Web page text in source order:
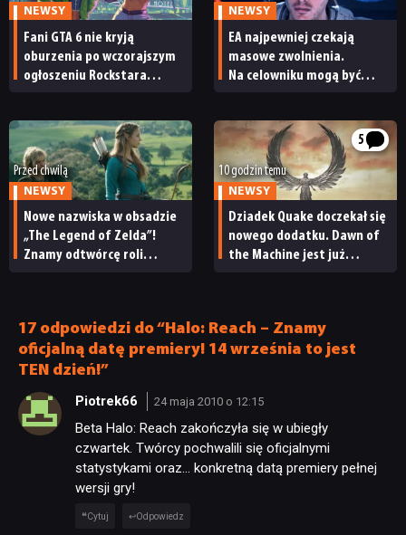
NEWSY
Fani GTA 6 nie kryją
oburzenia po wczorajszym
ogłoszeniu Rockstara
NEWSY
EA najpewniej czekają
masowe zwolnienia.
Na celowniku mogą być
Przed chwilą
NEWSY
Nowe nazwiska w obsadzie
„The Legend of Zelda”!
Znamy odtwórcę roli
5
10 godzin temu
NEWSY
Dziadek Quake doczekał się
nowego dodatku. Dawn of
the Machine jest już
17 odpowiedzi do “Halo: Reach – Znamy
oficjalną datę premiery! 14 września to jest
TEN dzień!”
Piotrek66 24 maja 2010 o 12:15
Beta Halo: Reach zakończyła się w ubiegły
czwartek. Twórcy pochwalili się oficjalnymi
statystykami oraz… konkretną datą premiery pełnej
wersji gry!
Cytuj Odpowiedz